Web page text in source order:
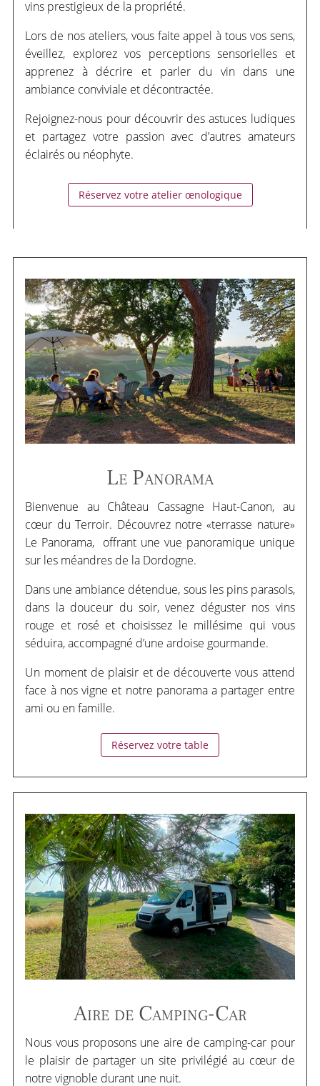
vins prestigieux de la propriété.
Lors de nos ateliers, vous faite appel à tous vos sens,
éveillez, explorez vos perceptions sensorielles et
apprenez à décrire et parler du vin dans une
ambiance conviviale et décontractée.
Rejoignez-nous pour découvrir des astuces ludiques
et partagez votre passion avec d’autres amateurs
éclairés ou néophyte.
Réservez votre atelier œnologique
Le Panorama
Bienvenue au Château Cassagne Haut-Canon, au
cœur du Terroir. Découvrez notre «terrasse nature»
Le Panorama, offrant une vue panoramique unique
sur les méandres de la Dordogne.
Dans une ambiance détendue, sous les pins parasols,
dans la douceur du soir, venez déguster nos vins
rouge et rosé et choisissez le millésime qui vous
séduira, accompagné d’une ardoise gourmande.
Un moment de plaisir et de découverte vous attend
face à nos vigne et notre panorama a partager entre
ami ou en famille.
Réservez votre table
Aire de Camping-Car
Nous vous proposons une aire de camping-car pour
le plaisir de partager un site privilégié au cœur de
notre vignoble durant une nuit.